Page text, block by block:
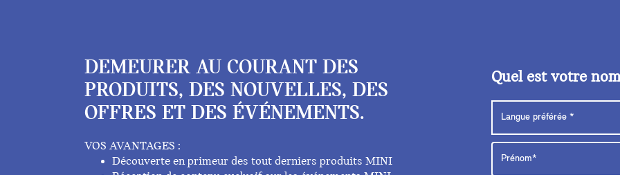
DEMEURER AU COURANT DES
PRODUITS, DES NOUVELLES, DES
OFFRES ET DES ÉVÉNEMENTS.
VOS AVANTAGES :
Découverte en primeur des tout derniers produits MINI
Quel est votre